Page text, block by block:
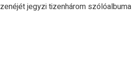
jegyzi tizenhárom szólóalbuma